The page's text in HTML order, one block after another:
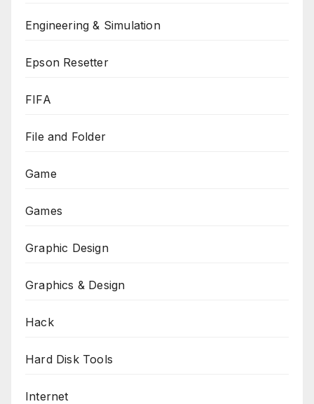
Engineering & Simulation
Epson Resetter
FIFA
File and Folder
Game
Games
Graphic Design
Graphics & Design
Hack
Hard Disk Tools
Internet